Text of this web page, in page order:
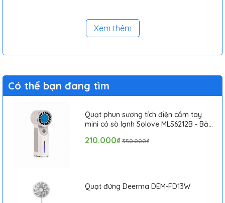
Xem thêm
Có thể bạn đang tìm
Quạt phun sương tích điện cầm tay
mini có sò lạnh Solove MLS6212B - Bảo
210.000₫ 350.000₫
Quạt đứng Deerma DEM-FD13W